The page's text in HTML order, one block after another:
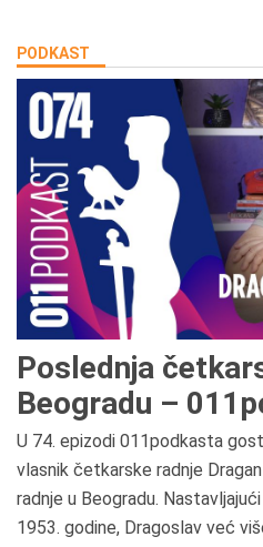
PODKAST
Poslednja
Beogradu –
U 74. epizodi 011podkasta
vlasnik četkarske radnje
radnje u Beogradu.
1953. godine, Dragoslav već